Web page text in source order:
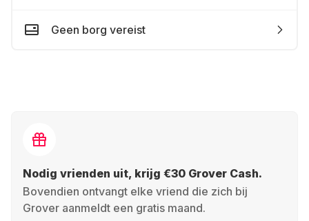
Geen borg vereist
Nodig vrienden uit, krijg €30 Grover Cash.
Bovendien ontvangt elke vriend die zich bij
Grover aanmeldt een gratis maand.